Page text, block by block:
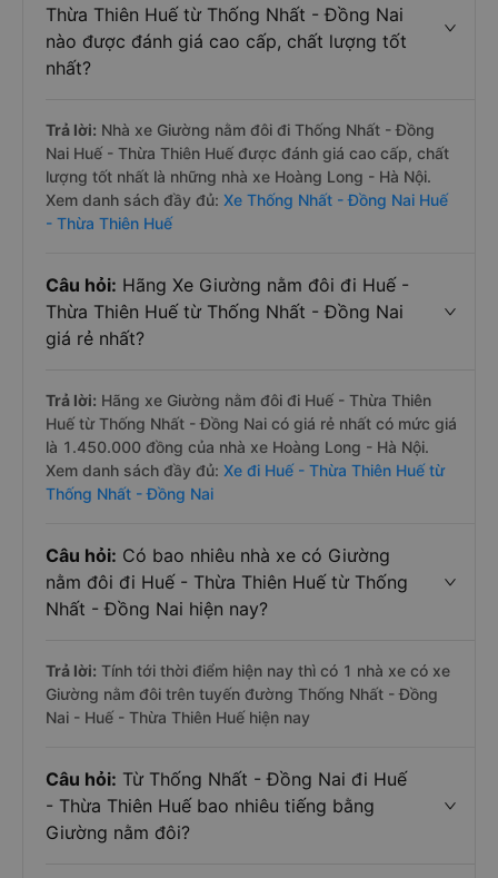
Thừa Thiên Huế từ Thống Nhất - Đồng Nai
nào được đánh giá cao cấp, chất lượng tốt
nhất?
Trả lời: Nhà xe Giường nằm đôi đi Thống Nhất - Đồng
Nai Huế - Thừa Thiên Huế được đánh giá cao cấp, chất
lượng tốt nhất là những nhà xe Hoàng Long - Hà Nội.
Xem danh sách đầy đủ: Xe Thống Nhất - Đồng Nai Huế
- Thừa Thiên Huế
Câu hỏi: Hãng Xe Giường nằm đôi đi Huế -
Thừa Thiên Huế từ Thống Nhất - Đồng Nai
giá rẻ nhất?
Trả lời: Hãng xe Giường nằm đôi đi Huế - Thừa Thiên
Huế từ Thống Nhất - Đồng Nai có giá rẻ nhất có mức giá
là 1.450.000 đồng của nhà xe Hoàng Long - Hà Nội.
Xem danh sách đầy đủ: Xe đi Huế - Thừa Thiên Huế từ
Thống Nhất - Đồng Nai
Câu hỏi: Có bao nhiêu nhà xe có Giường
nằm đôi đi Huế - Thừa Thiên Huế từ Thống
Nhất - Đồng Nai hiện nay?
Trả lời: Tính tới thời điểm hiện nay thì có 1 nhà xe có xe
Giường nằm đôi trên tuyến đường Thống Nhất - Đồng
Nai - Huế - Thừa Thiên Huế hiện nay
Câu hỏi: Từ Thống Nhất - Đồng Nai đi Huế
- Thừa Thiên Huế bao nhiêu tiếng bằng
Giường nằm đôi?